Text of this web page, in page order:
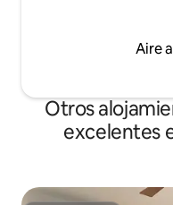
Aire
Otros
excelentes